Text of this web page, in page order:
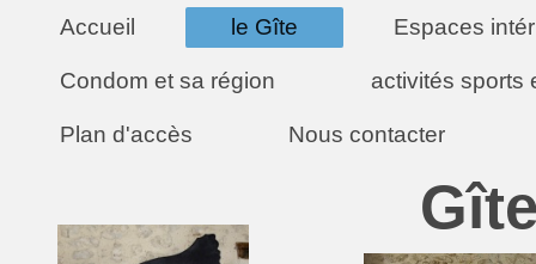
Accueil le Gîte Espaces
Condom et sa région activités sports
Plan d'accès Nous contacter